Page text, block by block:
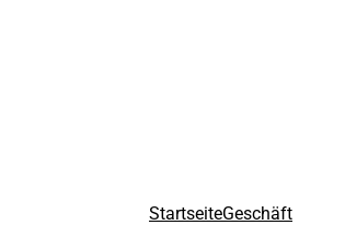
StartseiteGeschäft